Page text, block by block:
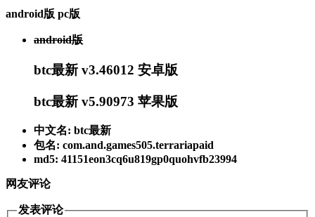
android版 pc版
android版
btc最新 v3.46012 安卓版
btc最新 v5.90973 苹果版
中文名: btc最新
包名: com.and.games505.terrariapaid
md5: 41151eon3cq6u819gp0quohvfb23994
网友评论
发表评论